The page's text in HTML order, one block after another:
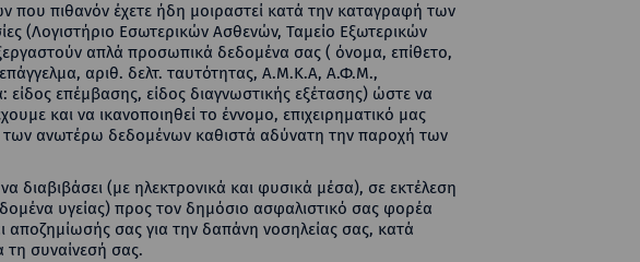
που πιθανόν έχετε ήδη μοιραστεί κατά την καταγραφή των
(Λογιστήριο Εσωτερικών Ασθενών, Ταμείο Εξωτερικών
απλά προσωπικά δεδομένα σας ( όνομα, επίθετο,
αριθ. δελτ. ταυτότητας, Α.Μ.Κ.Α, Α.Φ.Μ.,
είδος επέμβασης, είδος διαγνωστικής εξέτασης) ώστε να
και να ικανοποιηθεί το έννομο, επιχειρηματικό μας
ανωτέρω δεδομένων καθιστά αδύνατη την παροχή των
διαβιβάσει (με ηλεκτρονικά και φυσικά μέσα), σε εκτέλεση
υγείας) προς τον δημόσιο ασφαλιστικό σας φορέα
σας για την δαπάνη νοσηλείας σας, κατά
συναίνεσή σας.